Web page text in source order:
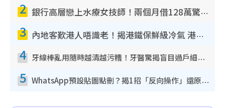
2 銀行高層戀上水療女技師！兩個月借128萬驚覺「沉船」沉落火海 揭背後疑似邪教操控賣淫
3 內地客歎港人唔識老！揭港鐵保鮮級冷氣 港人求放過：咪投訴
4 牙線棒亂用隨時越清越污糟！牙醫驚揭盲目過戶細菌恐致蛀牙：呢種先係日常真保養
5 WhatsApp預設貼圖點刪？揭1招「反向操作」還原簡潔介面 附3步實測教學